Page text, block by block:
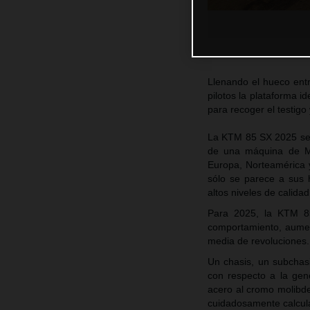
Llenando el hueco
pilotos la plataforma
para recoger el testigo
La KTM 85 SX 2025
de una máquina de
Europa,
sólo se parece a sus
altos niveles de
Para 2025, la KTM
comportamiento,
media de revoluciones.
Un chasis, un
con respecto a la
acero al cromo
cuidadosamente